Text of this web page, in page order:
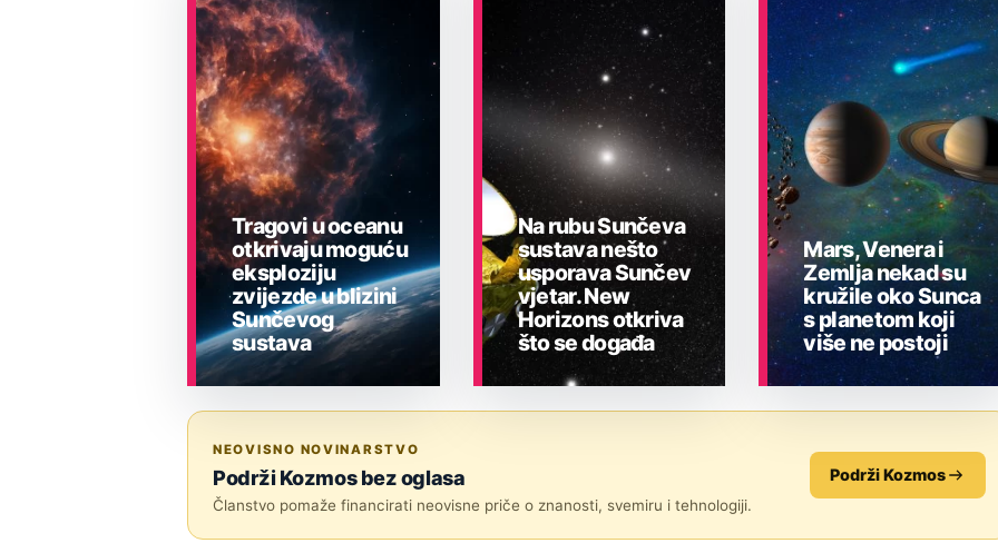
Tragovi u oceanu
otkrivaju moguću
eksploziju
zvijezde u blizini
Sunčevog
sustava
Na rubu Sunčeva
sustava nešto
usporava Sunčev
vjetar. New
Horizons otkriva
što se događa
Mars, Venera i
Zemlja nekad su
kružile oko Sunca
s planetom koji
više ne postoji
NEOVISNO NOVINARSTVO
Podrži Kozmos bez oglasa
Članstvo pomaže financirati neovisne priče o znanosti, svemiru i tehnologiji.
Podrži Kozmos